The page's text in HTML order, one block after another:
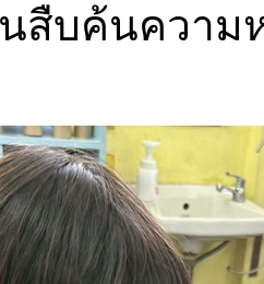
สืบค้นความ